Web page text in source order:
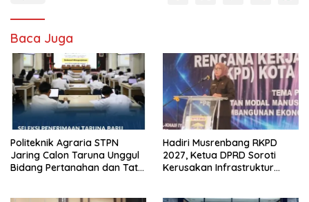
Baca Juga
Politeknik Agraria STPN
Jaring Calon Taruna Unggul
Bidang Pertanahan dan Tata
Hadiri Musrenbang RKPD
2027, Ketua DPRD Soroti
Kerusakan Infrastruktur